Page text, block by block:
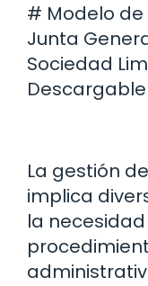
# Modelo
Junta
Sociedad
Descargable
La gestión
implica
la